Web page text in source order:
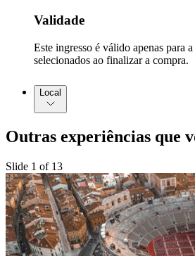
Validade
Este ingresso é válido apenas para
selecionados ao finalizar a compra.
Local
Outras experiências que
Slide 1 of 13